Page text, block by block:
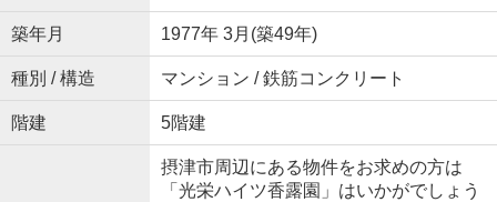
築年月 1977年 3月(築49年)
種別 / 構造 マンション / 鉄筋コンクリート
階建 5階建
摂津市周辺にある物件をお求めの方は
「光栄ハイツ香露園」はいかがでしょう